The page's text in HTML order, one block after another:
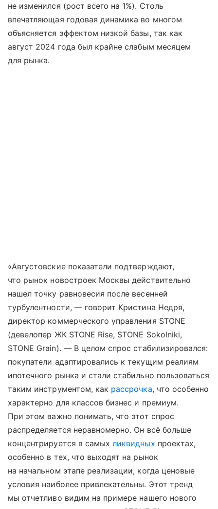
не изменился (рост всего на 1%). Столь
впечатляющая годовая динамика во многом
объясняется эффектом низкой базы, так как
август 2024 года был крайне слабым месяцем
для рынка.
«Августовские показатели подтверждают,
что рынок новостроек Москвы действительно
нашел точку равновесия после весенней
турбулентности, — говорит Кристина Недря,
директор коммерческого управления STONE
(девелопер ЖК STONE Rise, STONE Sokolniki,
STONE Grain). — В целом спрос стабилизировался:
покупатели адаптировались к текущим реалиям
ипотечного рынка и стали стабильно пользоваться
таким инструментом, как рассрочка, что особенно
характерно для классов бизнес и премиум.
При этом важно понимать, что этот спрос
распределяется неравномерно. Он всё больше
концентрируется в самыхликвидных проектах,
особенно в тех, что выходят на рынок
на начальном этапе реализации, когда ценовые
условия наиболее привлекательны. Этот тренд
мы отчетливо видим на примере нашего нового